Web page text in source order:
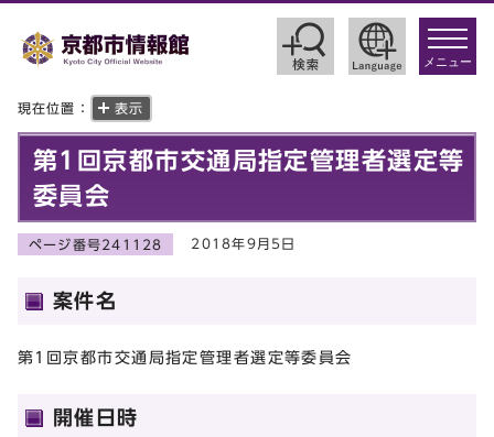
toggle
メニュー
現在位置： 表示
第1回京都市交通局指定管理者選定等
委員会
ページ番号241128 2018年9月5日
案件名
第1回京都市交通局指定管理者選定等委員会
開催日時